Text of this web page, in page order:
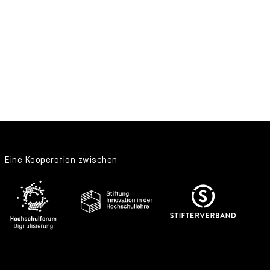
Eine Kooperation zwischen